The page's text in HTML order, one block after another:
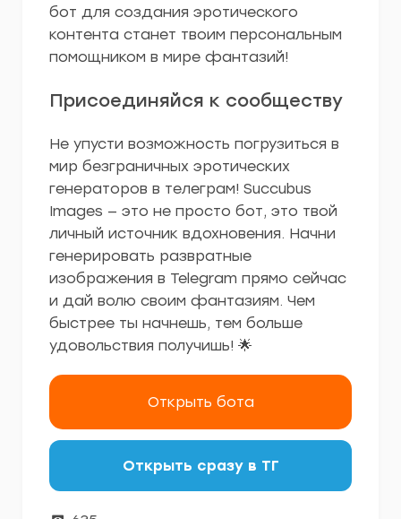
бот для создания эротического
контента станет твоим персональным
помощником в мире фантазий!
Присоединяйся к сообществу
Не упусти возможность погрузиться в
мир безграничных эротических
генераторов в телеграм! Succubus
Images — это не просто бот, это твой
личный источник вдохновения. Начни
генерировать развратные
изображения в Telegram прямо сейчас
и дай волю своим фантазиям. Чем
быстрее ты начнешь, тем больше
удовольствия получишь! 🌟
Открыть бота
Открыть сразу в ТГ